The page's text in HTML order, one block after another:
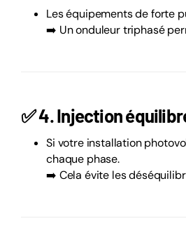
Les équipements de forte
➡️ Un onduleur triphasé
✅4. Injection
Si votre installation
chaque phase.
➡️ Cela évite les